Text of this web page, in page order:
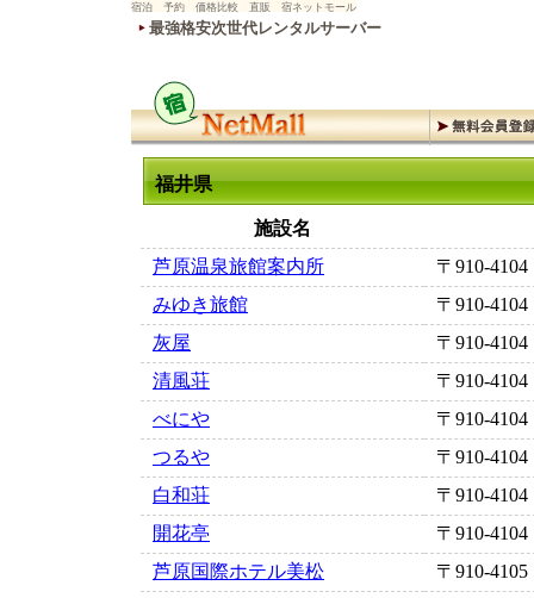
宿泊 予約 価格比較 直販 宿ネットモール
最強格安次世代レンタルサーバー
福井県
施設名
芦原温泉旅館案内所
〒910-4104
みゆき旅館
〒910-4104
灰屋
〒910-4104
清風荘
〒910-4104
べにや
〒910-4104
つるや
〒910-4104
白和荘
〒910-4104
開花亭
〒910-4104
芦原国際ホテル美松
〒910-4105